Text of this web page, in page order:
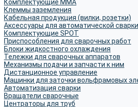
Комплектующие ММА
Клеммы заземления
Кабельная продукция (вилки, розетки)
Аксессуары для автоматической сварки
Комплектующие SPOT
Приспособления для сварочных работ
Блоки жидкостного охлаждения
Тележки для сварочных аппаратов
Механизмы подачи и запчасти к ним
Дистанционное управление
Машинки для заточки вольфрамовых
Автоматизация сварки
Вращатели сварочные
Центраторы для труб